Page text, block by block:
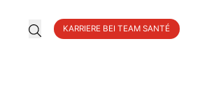
KARRIERE BEI TEAM SANTÉ